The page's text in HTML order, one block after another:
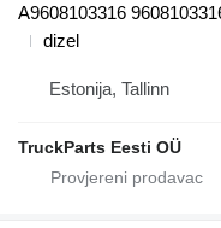
A9608103316
dizel
Estonija, Tallinn
TruckParts Eesti OÜ